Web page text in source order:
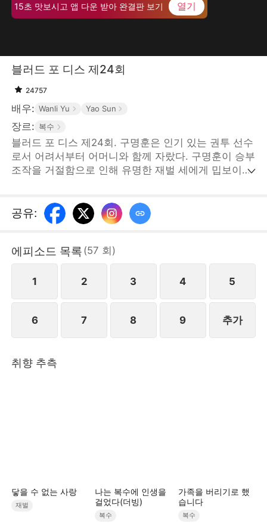
15초 맛보시고 앱 다운 받아 완결판 보기 열기
블러드 포 디스 제24회
24757
배우: Wanli Yu Yao Sun
장르: 복수
블러드 포 디스 제24회. 구명훈은 인기 있는 권투 선수
로서 어려서부터 어머니와 함께 자랐다. 구명훈이 승부
조작을 거절함으로 인해 유명한 재벌 세에게 밉보이고
PTE.LTD
공유:
에피소드 목록 (57 회 )
1 2 3 4 5
6 7 8 9 추가
취향 추측
닿을 수 없는 사랑
재벌
나는 복수에 인생을
걸었다(더빙)
복수
가족을 버리기로 했
습니다
복수